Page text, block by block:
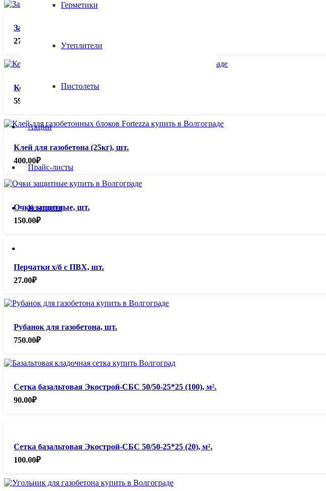
Герметики
Утеплители
Пистолеты
Акции
Прайс-листы
Контакты
Захват для газобетонных блоков, шт.
2750.00
Кельма для газобетона 100, шт.
590.00
Клей для газобетона (25кг), шт.
400.00₽
Очки защитные, шт.
150.00₽
Перчатки х/б с ПВХ, шт.
27.00₽
Рубанок для газобетона, шт.
750.00₽
Сетка базальтовая Экострой-СБС 50/50-25*25 (100), м².
90.00₽
Сетка базальтовая Экострой-СБС 50/50-25*25 (20), м².
100.00₽